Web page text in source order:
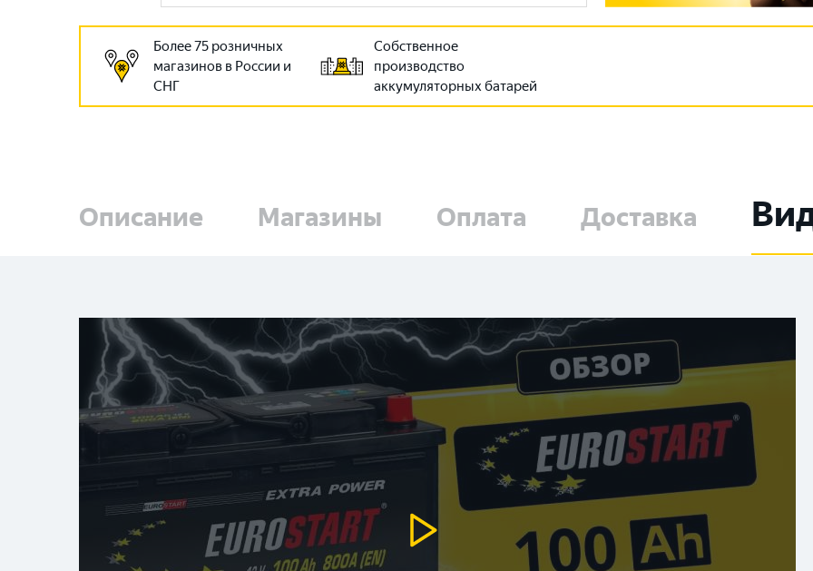
Более 75 розничных
магазинов в России и
СНГ
Собственное
производство
аккумуляторных батарей
Описание Магазины Оплата Доставка